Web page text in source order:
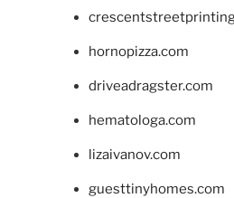
hornopizza.com
driveadragster.com
hematologa.com
lizaivanov.com
guesttinyhomes.com